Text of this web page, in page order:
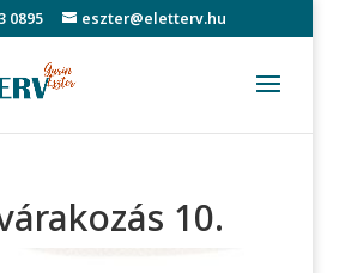
0895 eszter@eletterv.hu
10.